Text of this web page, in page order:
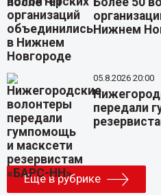
Нижнем
05.8.2026 20:00
передали
Еще в рубрике